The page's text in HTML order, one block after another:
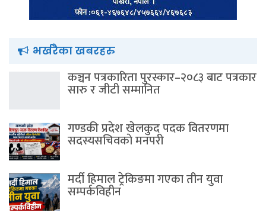
भर्खरैका खबरहरु
कञ्चन पत्रकारिता पुरस्कार–२०८३ बाट पत्रकार
सारु र जीटी सम्मानित
गण्डकी प्रदेश खेलकुद पदक वितरणमा
सदस्यसचिवकाे मनपरी
मर्दी हिमाल ट्रेकिङमा गएका तीन युवा
सम्पर्कविहीन